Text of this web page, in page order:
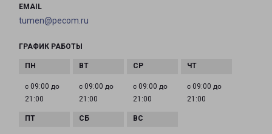
EMAIL
tumen@pecom.ru
ГРАФИК РАБОТЫ
с 09:00 до
21:00
с 09:00 до
21:00
с 09:00 до
21:00
с 09:00 до
21:00